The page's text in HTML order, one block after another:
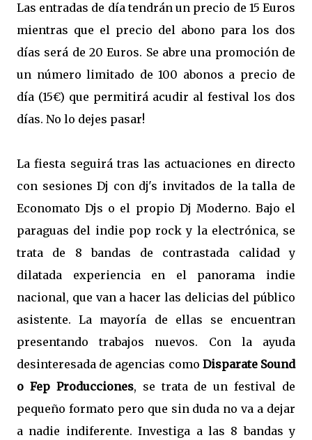
Las entradas de día tendrán un precio de 15 Euros
mientras que el precio del abono para los dos
días será de 20 Euros. Se abre una promoción de
un número limitado de 100 abonos a precio de
día (15€) que permitirá acudir al festival los dos
días. No lo dejes pasar!
La fiesta seguirá tras las actuaciones en directo
con sesiones Dj con dj's invitados de la talla de
Economato Djs o el propio Dj Moderno. Bajo el
paraguas del indie pop rock y la electrónica, se
trata de 8 bandas de contrastada calidad y
dilatada experiencia en el panorama indie
nacional, que van a hacer las delicias del público
asistente.La mayoría de ellas se encuentran
presentando trabajos nuevos. Con la ayuda
desinteresada de agencias como Disparate Sound
o Fep Producciones, se trata de un festival de
pequeño formato pero que sin duda no va a dejar
a nadie indiferente.Investiga a las 8 bandas y